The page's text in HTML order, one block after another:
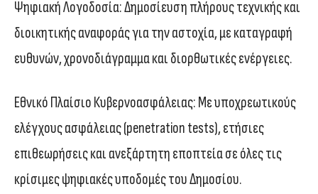
Ψηφιακή Λογοδοσία: Δημοσίευση πλήρους τεχνικής και
διοικητικής αναφοράς για την αστοχία, με καταγραφή
ευθυνών, χρονοδιάγραμμα και διορθωτικές ενέργειες.
Εθνικό Πλαίσιο Κυβερνοασφάλειας: Με υποχρεωτικούς
ελέγχους ασφάλειας (penetration tests), ετήσιες
επιθεωρήσεις και ανεξάρτητη εποπτεία σε όλες τις
κρίσιμες ψηφιακές υποδομές του Δημοσίου.